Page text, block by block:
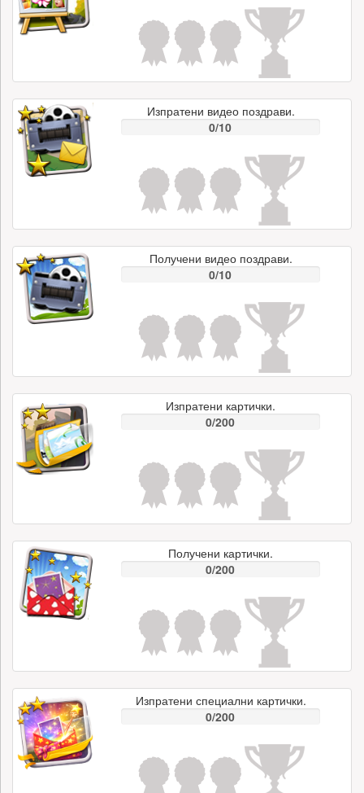
Изпратени видео поздрави.
0/10
Получени видео поздрави.
0/10
Изпратени картички.
0/200
Получени картички.
0/200
Изпратени специални картички.
0/200